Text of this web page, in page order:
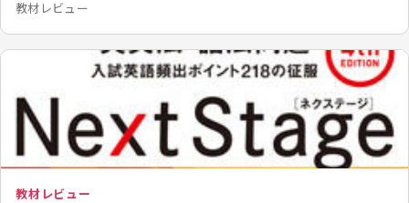
教材レビュー
教材レビュー